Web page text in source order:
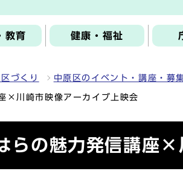
教育 健康・福祉
づくり 中原区のイベント・講座・募
×川崎市映像アーカイブ上映会
らの魅力発信講座